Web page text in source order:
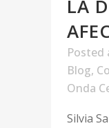
LA
Posted
Blog,
Onda
Silvia